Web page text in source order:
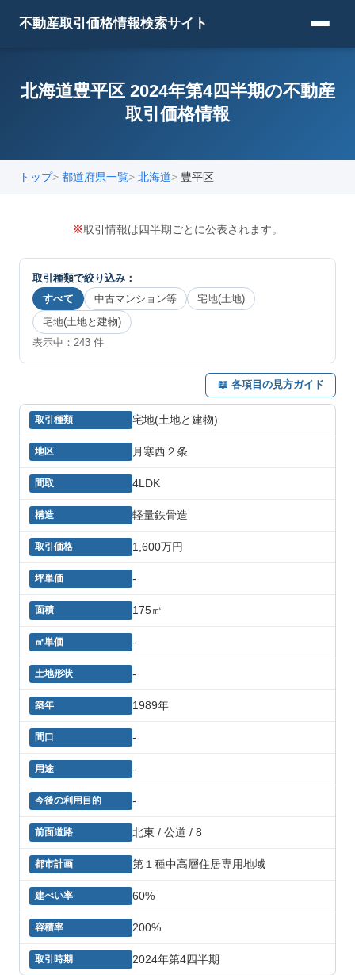
不動産取引価格情報検索サイト
北海道豊平区 2024年第4四半期の不動産
取引価格情報
トップ 都道府県一覧 北海道 豊平区
※取引情報は四半期ごとに公表されます。
取引種類で絞り込み：
すべて
中古マンション等
宅地(土地)
宅地(土地と建物)
表示中： 243 件
📖 各項目の見方ガイド
宅地(土地と建物)
月寒西２条
4LDK
軽量鉄骨造
1,600万円
-
175㎡
-
-
1989年
-
-
-
北東 / 公道 / 8
第１種中高層住居専用地域
60%
200%
2024年第4四半期